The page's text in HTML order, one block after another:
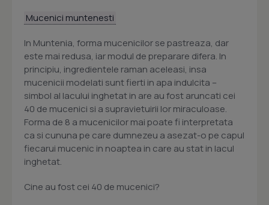
Mucenici muntenesti
In Muntenia, forma mucenicilor se pastreaza, dar
este mai redusa, iar modul de preparare difera. In
principiu, ingredientele raman aceleasi, insa
mucenicii modelati sunt fierti in apa indulcita –
simbol al lacului inghetat in are au fost aruncati cei
40 de mucenici si a supravietuirii lor miraculoase.
Forma de 8 a mucenicilor mai poate fi interpretata
ca si cununa pe care dumnezeu a asezat-o pe capul
fiecarui mucenic in noaptea in care au stat in lacul
inghetat.
Cine au fost cei 40 de mucenici?